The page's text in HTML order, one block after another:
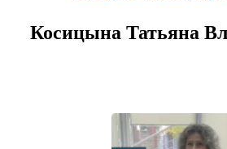
Косицына Татьяна